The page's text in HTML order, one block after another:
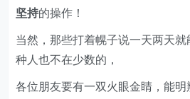
坚持的操作！
当然，那些打着幌子说一天两天
种人也不在少数的，
各位朋友要有一双火眼金睛，能